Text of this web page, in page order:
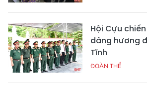
Hội Cựu
dâng hương
Tĩnh
ĐOÀN THỂ